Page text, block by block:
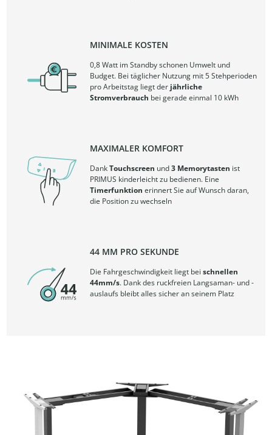
MINIMALE KOSTEN
0,8 Watt im Standby schonen Umwelt und
Budget. Bei täglicher Nutzung mit 5 Stehperioden
pro Arbeitstag liegt der jährliche
Stromverbrauch bei gerade einmal 10 kWh
MAXIMALER KOMFORT
DankTouchscreen und3 Memorytasten ist
PRIMUS kinderleicht zu bedienen. Eine
Timerfunktion erinnert Sie auf Wunsch daran,
die Position zu wechseln
44 MM PRO SEKUNDE
Die Fahrgeschwindigkeit liegt beischnellen
44mm/s. Dank des ruckfreien Langsaman- und -
auslaufs bleibt alles sicher an seinem Platz